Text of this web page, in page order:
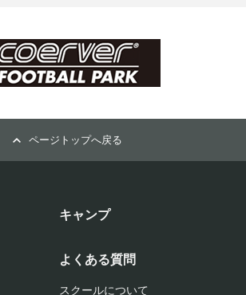
ページトップへ戻る
キャンプ
よくある質問
スクールについて